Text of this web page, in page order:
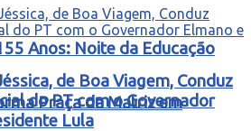
Anos: Noite da Educação
Praça da Matriz em
de Boa Viagem, Conduz
do PT com o Governador
Lula